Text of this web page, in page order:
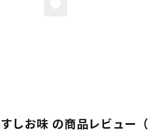
しお味 の商品レビュ